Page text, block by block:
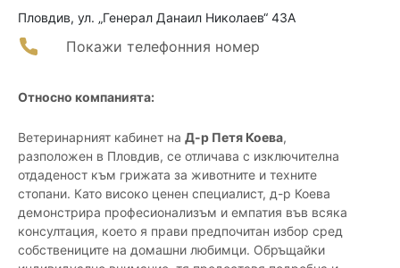
Пловдив, ул. „Генерал Данаил Николаев“ 43А
Покажи телефонния номер
Относно компанията:
Ветеринарният кабинет на Д-р Петя Коева,
разположен в Пловдив, се отличава с изключителна
отдаденост към грижата за животните и техните
стопани. Като високо ценен специалист, д-р Коева
демонстрира професионализъм и емпатия във всяка
консултация, което я прави предпочитан избор сред
собствениците на домашни любимци. Обръщайки